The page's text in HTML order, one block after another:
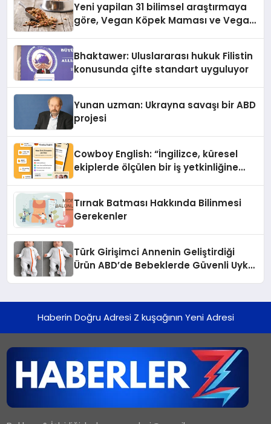
Yeni yapilan 31 bilimsel araştırmaya
göre, Vegan Köpek Maması ve Vegan
Bhaktawer: Uluslararası hukuk Filistin
konusunda çifte standart uyguluyor
Yunan uzman: Ukrayna savaşı bir ABD
projesi
Cowboy English: “İngilizce, küresel
ekiplerde ölçülen bir iş yetkinliğine
Tırnak Batması Hakkında Bilinmesi
Gerekenler
Türk Girişimci Annenin Geliştirdiği
Ürün ABD’de Bebeklerde Güvenli Uyku
Haberin Doğru Adresi Z kuşağının Yeni Adresi